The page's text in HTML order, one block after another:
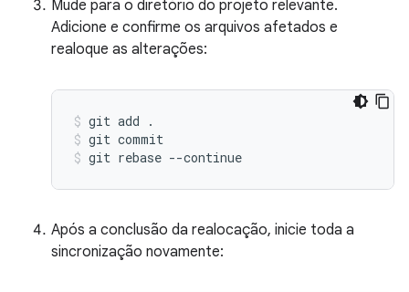
Mude para o diretório do projeto relevante.
Adicione e confirme os arquivos afetados e
realoque as alterações:
git add .
git commit
git rebase --continue
Após a conclusão da realocação, inicie toda a
sincronização novamente: